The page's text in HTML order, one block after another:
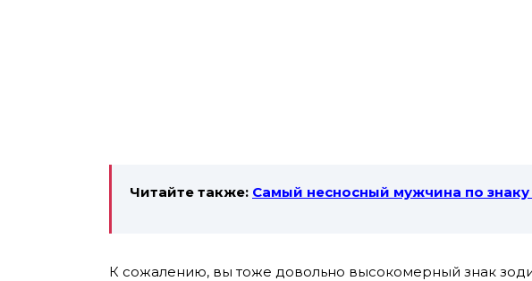
Читайте также: Самый несносный мужчина по
К сожалению, вы тоже довольно высокомерный знак